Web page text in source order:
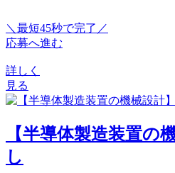
＼最短45秒で完了／
応募へ進む
詳しく
見る
【半導体製造装置の
し